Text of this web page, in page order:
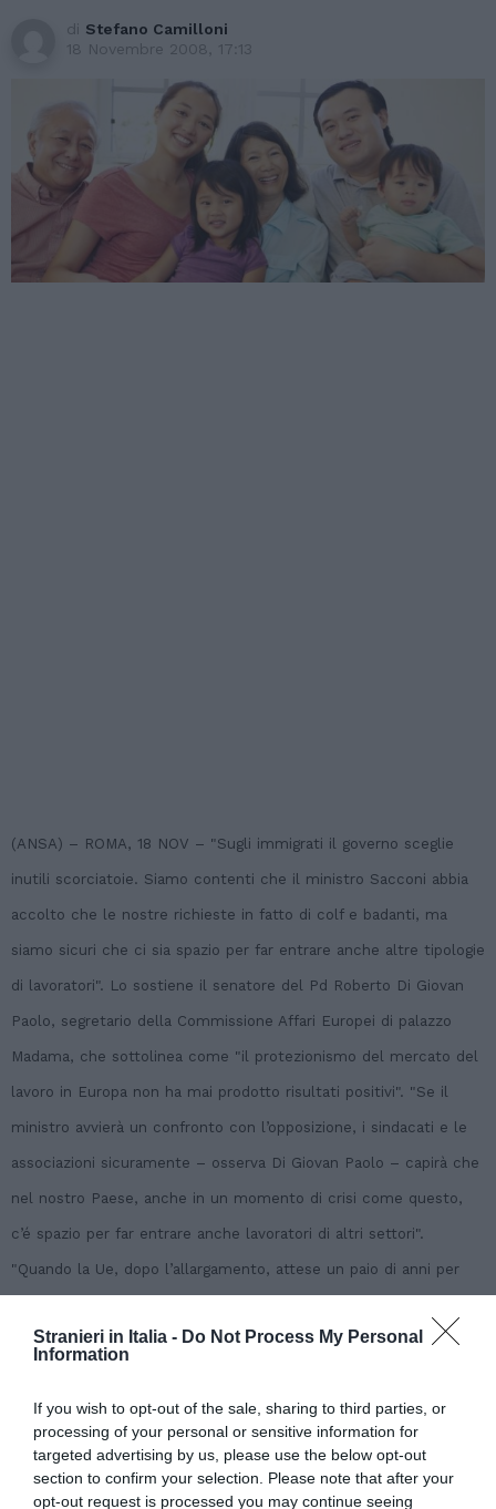
Stranieri in Italia - Do Not Process My Personal
Information
If you wish to opt-out of the sale, sharing to third parties, or
processing of your personal or sensitive information for
targeted advertising by us, please use the below opt-out
section to confirm your selection. Please note that after your
opt-out request is processed you may continue seeing
di Stefano Camilloni
18 Novembre 2008, 17:13
(ANSA) – ROMA, 18 NOV – "Sugli immigrati il governo sceglie
inutili scorciatoie. Siamo contenti che il ministro Sacconi abbia
accolto che le nostre richieste in fatto di colf e badanti, ma
siamo sicuri che ci sia spazio per far entrare anche altre tipologie
di lavoratori". Lo sostiene il senatore del Pd Roberto Di Giovan
Paolo, segretario della Commissione Affari Europei di palazzo
Madama, che sottolinea come "il protezionismo del mercato del
lavoro in Europa non ha mai prodotto risultati positivi". "Se il
ministro avvierà un confronto con l’opposizione, i sindacati e le
associazioni sicuramente – osserva Di Giovan Paolo – capirà che
nel nostro Paese, anche in un momento di crisi come questo,
c’é spazio per far entrare anche lavoratori di altri settori".
"Quando la Ue, dopo l’allargamento, attese un paio di anni per
produssero non poche distorsioni del mercato" ricorda il
VediArticolo precedente
Flussi. Sacconi: “Entreranno solo colf e